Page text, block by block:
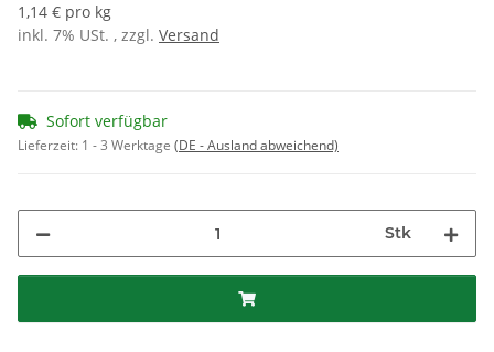
1,14 € pro kg
inkl. 7% USt. , zzgl. Versand
Sofort verfügbar
Lieferzeit: 1 - 3 Werktage (DE - Ausland abweichend)
Stk